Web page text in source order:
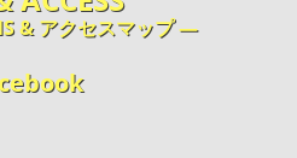
& アクセスマップ ―